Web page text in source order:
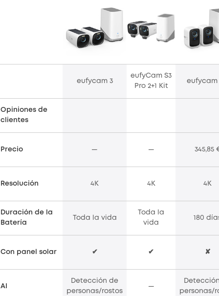
eufycam 3
eufyCam S3
Pro 2+1 Kit
eufycam
Opiniones de
clientes
Precio — — 345,85
Resolución 4K 4K 4K
Duración de la
Batería
Toda la vida
Toda la
vida
180
Con panel solar ✔ ✔ ✘
AI
Detección de
personas/rostos
—
personas/